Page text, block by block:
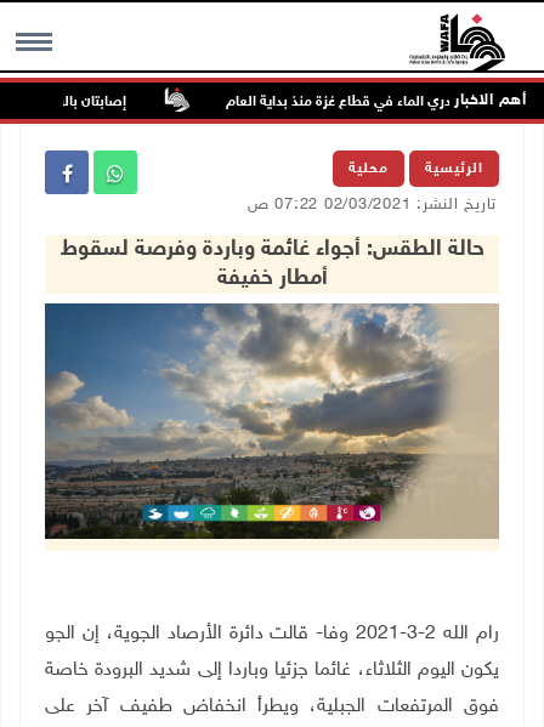
MENU أهم الاخبار إصابتان بالرصاص
الرئيسية محلية
تاريخ النشر: 02/03/2021 07:22 ص
حالة الطقس: أجواء غائمة وباردة وفرصة لسقوط
أمطار خفيفة
رام الله 2-3-2021 وفا- قالت دائرة الأرصاد الجوية، إن الجو
يكون اليوم الثلاثاء، غائما جزئيا وباردا إلى شديد البرودة خاصة
فوق المرتفعات الجبلية، ويطرأ انخفاض طفيف آخر على